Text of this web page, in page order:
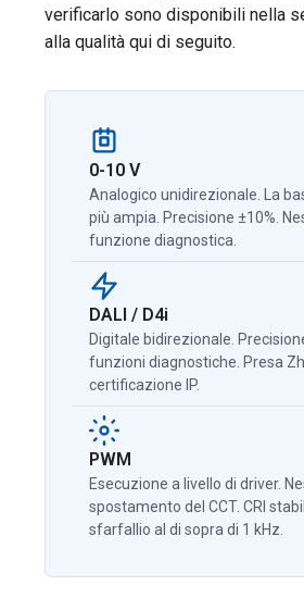
verificarlo sono disponibili nella
alla qualità qui di seguito.
0-10 V
Analogico unidirezionale. La
più ampia. Precisione ±10%.
funzione diagnostica.
DALI / D4i
Digitale bidirezionale.
funzioni diagnostiche. Presa
certificazione IP.
PWM
Esecuzione a livello di driver.
spostamento del CCT. CRI
sfarfallio al di sopra di 1 kHz.